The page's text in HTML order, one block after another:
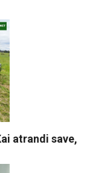
atrandi save,